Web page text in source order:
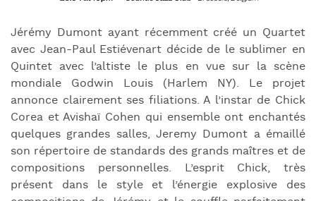
Jérémy Dumont ayant récemment créé un Quartet
avec Jean-Paul Estiévenart décide de le sublimer en
Quintet avec l’altiste le plus en vue sur la scène
mondiale Godwin Louis (Harlem NY). Le projet
annonce clairement ses filiations. A l’instar de Chick
Corea et Avishaï Cohen qui ensemble ont enchantés
quelques grandes salles, Jeremy Dumont a émaillé
son répertoire de standards des grands maîtres et de
compositions personnelles. L’esprit Chick, très
présent dans le style et l’énergie explosive des